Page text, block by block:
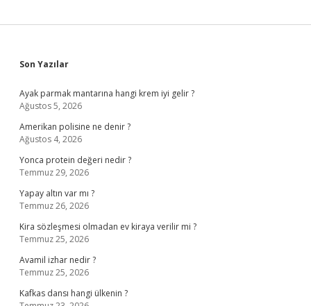
Sidebar
Son Yazılar
Ayak parmak mantarına hangi krem iyi gelir ?
Ağustos 5, 2026
Amerikan polisine ne denir ?
Ağustos 4, 2026
Yonca protein değeri nedir ?
Temmuz 29, 2026
Yapay altın var mı ?
Temmuz 26, 2026
Kira sözleşmesi olmadan ev kiraya verilir mi ?
Temmuz 25, 2026
Avamil izhar nedir ?
Temmuz 25, 2026
Kafkas dansı hangi ülkenin ?